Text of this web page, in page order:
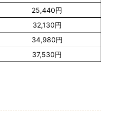
25,440円
32,130円
34,980円
37,530円